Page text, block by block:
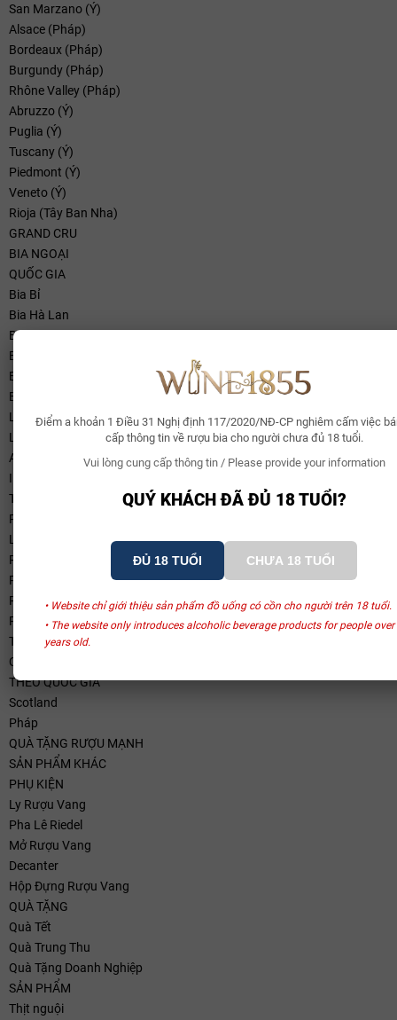
Điểm a khoản 1 Điều 31 Nghị định 117/2020/NĐ-CP nghiêm cấm việc
cấp thông tin về rượu bia cho người chưa đủ 18 tuổi.
Vui lòng cung cấp thông tin / Please provide your information
QUÝ KHÁCH ĐÃ ĐỦ 18 TUỔI?
ĐỦ 18 TUỔI CHƯA 18 TUỔI
• Website chỉ giới thiệu sản phẩm đồ uống có cồn cho người trên 18 tuổi.
• The website only introduces alcoholic beverage products for people over
years old.
San Marzano (Ý)
Alsace (Pháp)
Bordeaux (Pháp)
Burgundy (Pháp)
Rhône Valley (Pháp)
Abruzzo (Ý)
Puglia (Ý)
Tuscany (Ý)
Piedmont (Ý)
Veneto (Ý)
Rioja (Tây Ban Nha)
GRAND CRU
BIA NGOẠI
QUỐC GIA
Bia Bỉ
Bia Hà Lan
Bia Đức
Bia Tiệp Séc
Bia Nga
Bia Lào
LOẠI BIA
Lager
Ale
IPA
THƯƠNG HIỆU
RƯỢU MẠNH
LOẠI RƯỢU
Rượu Whisky
Rượu Cognac
Rượu Vermouth
Rượu Rum
THƯƠNG HIỆU
Cognac Lhéraud
THEO QUỐC GIA
Scotland
Pháp
QUÀ TẶNG RƯỢU MẠNH
SẢN PHẨM KHÁC
PHỤ KIỆN
Ly Rượu Vang
Pha Lê Riedel
Mở Rượu Vang
Decanter
Hộp Đựng Rượu Vang
QUÀ TẶNG
Quà Tết
Quà Trung Thu
Quà Tặng Doanh Nghiệp
SẢN PHẨM
Thịt nguội